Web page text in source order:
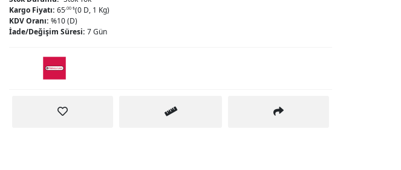
Kargo Fiyatı: 65,00 ₺(0 D, 1 Kg)
KDV Oranı: %10 (D)
İade/Değişim Süresi: 7 Gün